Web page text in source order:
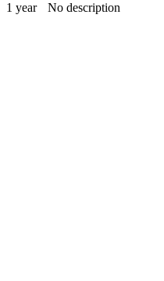
1 year
No description